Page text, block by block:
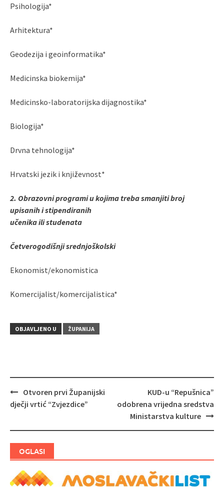
Psihologija*
Arhitektura*
Geodezija i geoinformatika*
Medicinska biokemija*
Medicinsko-laboratorijska dijagnostika*
Biologija*
Drvna tehnologija*
Hrvatski jezik i književnost*
2. Obrazovni programi u kojima treba smanjiti broj
upisanih i stipendiranih
učenika ili studenata
Četverogodišnji srednjoškolski
Ekonomist/ekonomistica
Komercijalist/komercijalistica*
OBJAVLJENO U ŽUPANIJA
Navigacija
objava
Otvoren prvi Županijski
dječji vrtić “Zvjezdice”
KUD-u “Repušnica”
odobrena vrijedna sredstva
Ministarstva kulture
OGLASI